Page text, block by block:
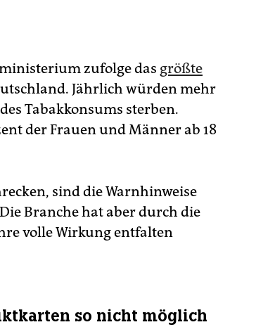
zufolge das größte
Jährlich würden mehr
Tabakkonsums sterben.
der Frauen und Männer ab 18
sind die Warnhinweise
Branche hat aber durch die
volle Wirkung entfalten
so nicht möglich